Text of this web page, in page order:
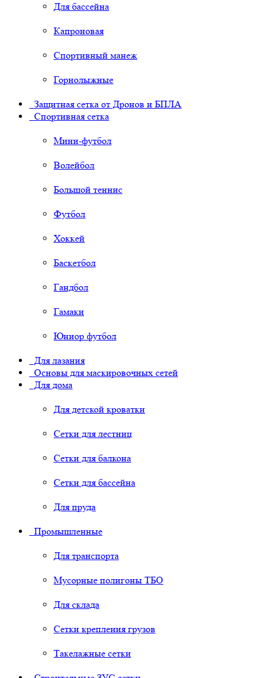
Для бассейна
Капроновая
Спортивный манеж
Горнолыжные
Защитная сетка от Дронов и БПЛА
Спортивная сетка
Мини-футбол
Волейбол
Большой теннис
Футбол
Хоккей
Баскетбол
Гандбол
Гамаки
Юниор футбол
Для лазания
Основы для маскировочных сетей
Для дома
Для детской кроватки
Сетки для лестниц
Сетки для балкона
Сетки для бассейна
Для пруда
Промышленные
Для транспорта
Мусорные полигоны ТБО
Для склада
Сетки крепления грузов
Такелажные сетки